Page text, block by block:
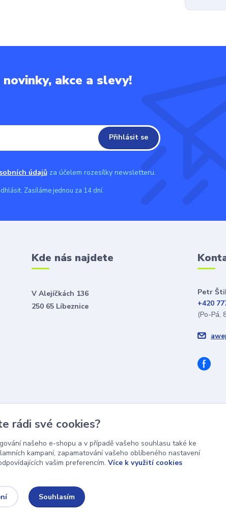
akce a slevy!
Přihlásit se
údajůza účelem rozesílky newsletteru.
Zasíláme jednou za 14 dní.
Kde nás najdete
V Alejíčkách 136
250 65 Líbeznice
Petr
+420
(Po-Pá,
rádi své cookies?
našeho e-shopu a v případě vašeho souhlasu také ke
kampaní, zapamatování vašeho oblíbeného nastavení
vašim preferencím. Více k využití cookies
Souhlasím